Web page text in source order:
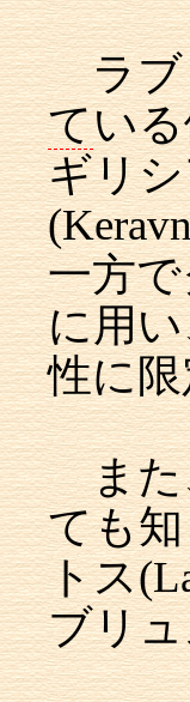
ラブ
てい
ギリ
一方
に用
性に
また
ても
トス
ブリ